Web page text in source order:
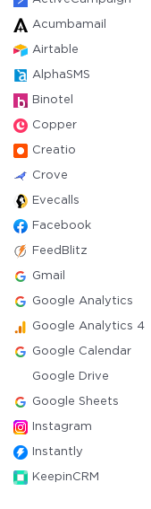
Acumbamail
Airtable
AlphaSMS
Binotel
Copper
Creatio
Crove
Evecalls
Facebook
FeedBlitz
Gmail
Google Analytics
Google Analytics 4
Google Calendar
Google Drive
Google Sheets
Instagram
Instantly
KeepinCRM